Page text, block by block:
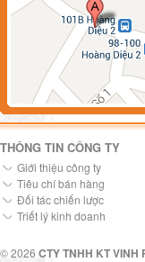
THÔNG TIN CÔNG TY
Giới thiệu công ty
Tiêu chí bán hàng
Đối tác chiến lược
Triết lý kinh doanh
© 2026 CTY TNHH KT VINH